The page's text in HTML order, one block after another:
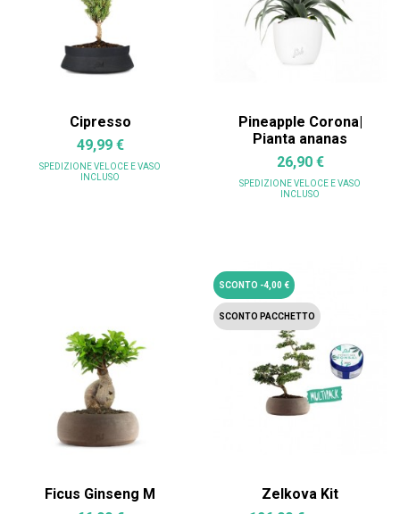
Cipresso
49,99 €
SPEDIZIONE VELOCE E VASO
INCLUSO
Pineapple Corona|
Pianta ananas
26,90 €
SPEDIZIONE VELOCE E VASO
INCLUSO
Ficus Ginseng M
SCONTO -4,00 €
SCONTO PACCHETTO
Zelkova Kit